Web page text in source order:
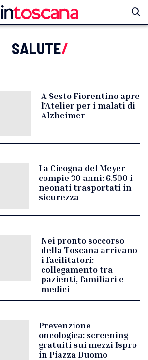
SALUTE/
A Sesto Fiorentino apre
l’Atelier per i malati di
Alzheimer
La Cicogna del Meyer
compie 30 anni: 6.500 i
neonati trasportati in
sicurezza
Nei pronto soccorso
della Toscana arrivano
i facilitatori:
collegamento tra
pazienti, familiari e
medici
Prevenzione
oncologica: screening
gratuiti sui mezzi Ispro
in Piazza Duomo